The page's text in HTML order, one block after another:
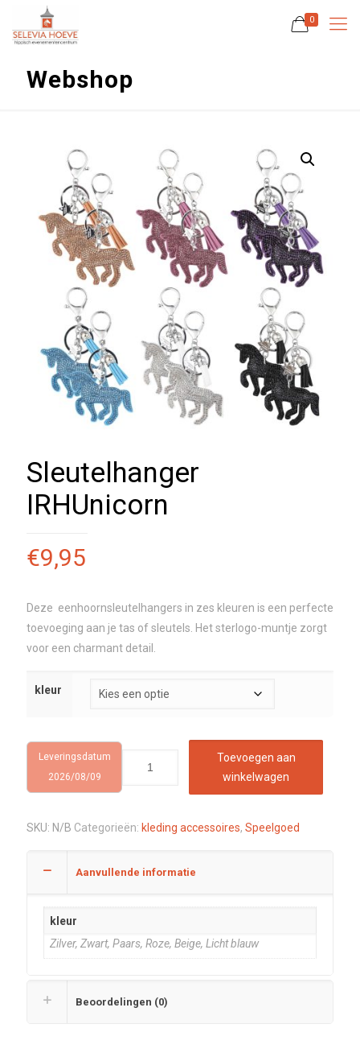
0
Webshop
Sleutelhanger
IRHUnicorn
€9,95
Deze eenhoornsleutelhangers in zes kleuren is een perfecte
toevoeging aan je tas of sleutels. Het sterlogo-muntje zorgt
voor een charmant detail.
kleur
Leveringsdatum
2026/08/09
Toevoegen aan
winkelwagen
SKU: N/B Categorieën: kleding accessoires, Speelgoed
Aanvullende informatie
kleur
Zilver, Zwart, Paars, Roze, Beige, Licht blauw
Beoordelingen (0)